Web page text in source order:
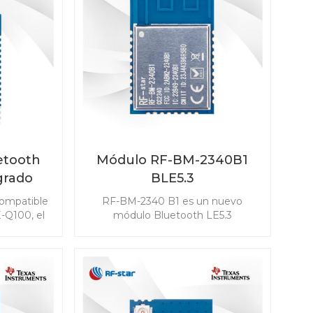
Q100, el
incluido
pasiva
Módulo RF-BM-2340B1
BLE5.3
RF-BM-2340 B1 es un nuevo
módulo Bluetooth LE5.3
aplicación de forma fácil y rápida.
También es compatible con ZigBee
3.0, que hace posible la